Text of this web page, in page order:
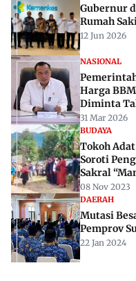
Gubernur
Rumah
12 Jun 2026
NASIONAL
Harga
Diminta
31 Mar 2026
BUDAYA
Tokoh
Soroti
Sakral
08 Nov 2023
DAERAH
Mutasi
Pemprov
22 Jan 2024